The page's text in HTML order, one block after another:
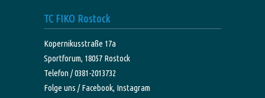
TC FIKO Rostock
Kopernikusstraße 17a
Sportforum, 18057 Rostock
Telefon / 0381-2013732
Folge uns /Facebook, Instagram